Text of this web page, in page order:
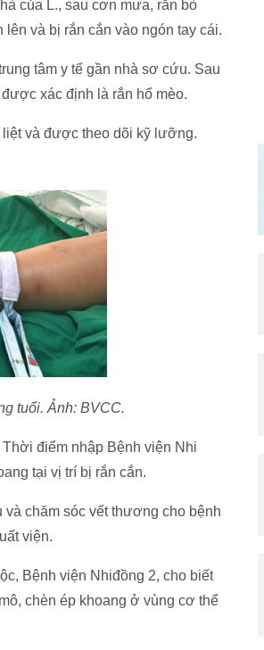
của L., sau cơn mưa, rắn bò
và bị rắn cắn vào ngón tay cái.
tâm y tế gần nhà sơ cứu. Sau
xác định là rắn hổ mèo.
liệt và được theo dõi kỹ lưỡng.
tuổi. Ảnh: BVCC.
điểm nhập Bệnh viện Nhi
tại vị trí bị rắn cắn.
chăm sóc vết thương cho bệnh
viện.
Bệnh viện Nhiđồng 2, cho biết
chèn ép khoang ở vùng cơ thể